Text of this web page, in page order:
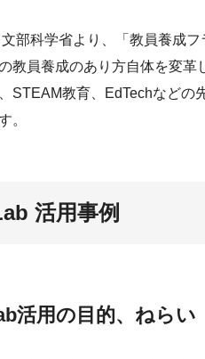
部科学省より、「教員養成
教員養成のあり方自体を変
STEAM教育、EdTechなどの
。
活用事例
活用の目的、ねらい